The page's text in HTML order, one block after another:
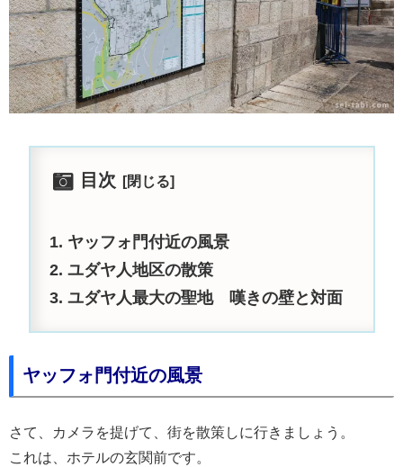
目次
ヤッフォ門付近の風景
ユダヤ人地区の散策
ユダヤ人最大の聖地 嘆きの壁と対面
ヤッフォ門付近の風景
さて、カメラを提げて、街を散策しに行きましょう。
これは、ホテルの玄関前です。